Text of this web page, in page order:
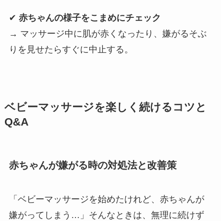
✔ 赤ちゃんの様子をこまめにチェック
→ マッサージ中に肌が赤くなったり、嫌がるそぶ
りを見せたらすぐに中止する。
ベビーマッサージを楽しく続けるコツと
Q&A
赤ちゃんが嫌がる時の対処法と改善策
「ベビーマッサージを始めたけれど、赤ちゃんが
嫌がってしまう…」そんなときは、無理に続けず